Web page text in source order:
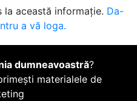
la această informație. Da-
a vă loga.
dumneavoastră?
materialele de